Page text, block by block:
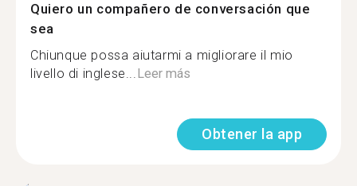
Quiero un compañero de conversación que
sea
Chiunque possa aiutarmi a migliorare il mio
livello di inglese...Leer más
Obtener la app